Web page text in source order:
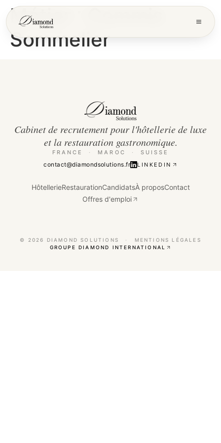
Métier :
Sommelier
Cabinet de recrutement pour l'hôtellerie de luxe
et la restauration gastronomique.
FRANCE · MAROC · SUISSE
contact@diamondsolutions.fr LINKEDIN
HôtellerieRestaurationCandidatsÀ proposContact
Offres d'emploi
© 2026 DIAMOND SOLUTIONS ·
MENTIONS LÉGALES
GROUPE DIAMOND INTERNATIONAL